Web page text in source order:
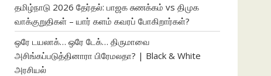
தமிழ்நாடு 2026 தேர்தல்: பாஜக சுணக்கம் vs திமுக
வாக்குறுதிகள் – யார் களம் கவரப் போகிறார்கள்?
ஒரே டயலாக்… ஒரே டேக்… திருமாவை
அசிங்கப்படுத்தினாரா பிரேமலதா? | Black & White
அரசியல்